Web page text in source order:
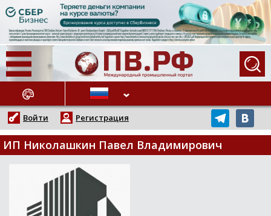
НОВОСТИ
Войти Регистрация
ИП Николашкин Павел Владимирович